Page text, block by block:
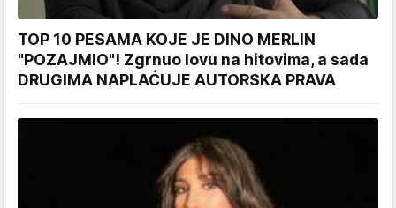
TOP 10 PESAMA KOJE JE DINO MERLIN
"POZAJMIO"! Zgrnuo lovu na hitovima, a sada
DRUGIMA NAPLAĆUJE AUTORSKA PRAVA